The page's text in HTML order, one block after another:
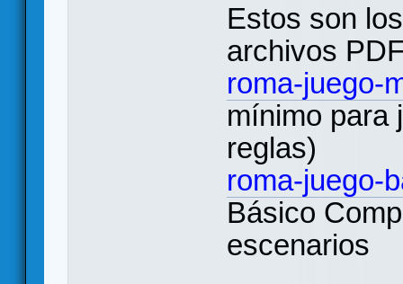
Estos son
archivos
roma-juego-
mínimo para
reglas)
roma-juego-
Básico
escenarios